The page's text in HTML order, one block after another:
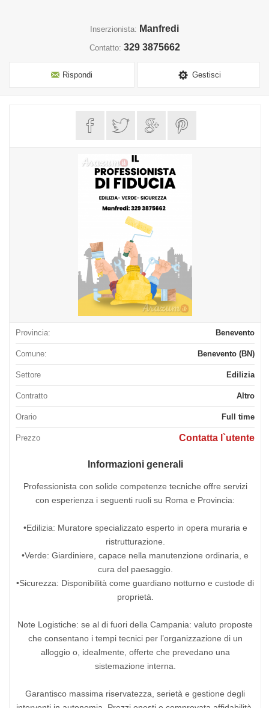
Inserzionista: Manfredi
Contatto: 329 3875662
Rispondi Gestisci
Provincia: Benevento
Comune: Benevento (BN)
Settore Edilizia
Contratto Altro
Orario Full time
Prezzo Contatta l`utente
Informazioni generali
Professionista con solide competenze tecniche offre servizi
con esperienza i seguenti ruoli su Roma e Provincia:
•Edilizia: Muratore specializzato esperto in opera muraria e
ristrutturazione.
•Verde: Giardiniere, capace nella manutenzione ordinaria, e
cura del paesaggio.
•Sicurezza: Disponibilità come guardiano notturno e custode di
proprietà.
Note Logistiche: se al di fuori della Campania: valuto proposte
che consentano i tempi tecnici per l’organizzazione di un
alloggio o, idealmente, offerte che prevedano una
sistemazione interna.
Garantisco massima riservatezza, serietà e gestione degli